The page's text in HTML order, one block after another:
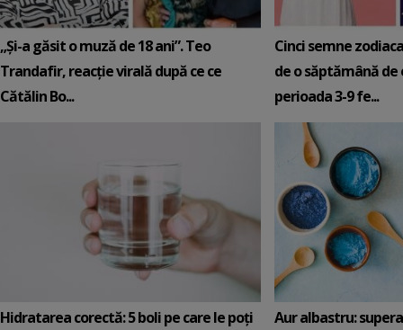
„Și-a găsit o muză de 18 ani”. Teo
Trandafir, reacție virală după ce ce
Cătălin Bo...
Cinci semne
de o săptămână de
perioada 3-9 fe...
Hidratarea corectă: 5 boli pe care le poți
Aur albastru: